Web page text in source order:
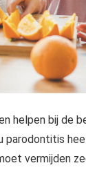
helpen bij de
parodontitis
vermijden